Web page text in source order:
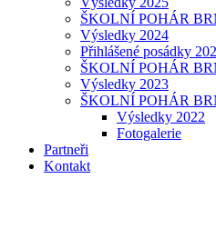
ŠKOLNÍ POHÁR
Výsledky 2024
Přihlášené posádky
ŠKOLNÍ POHÁR
Výsledky 2023
ŠKOLNÍ POHÁR
Výsledky 2022
Fotogalerie
Partneři
Kontakt